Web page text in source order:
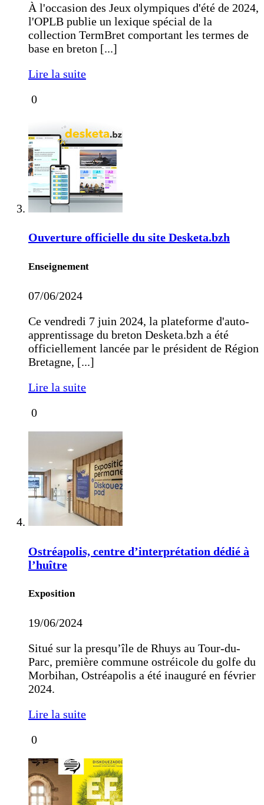
À l'occasion des Jeux olympiques d'été de 2024,
l'OPLB publie un lexique spécial de la
collection TermBret comportant les termes de
base en breton [...]
Lire la suite
0
Ouverture officielle du site Desketa.bzh
Enseignement
07/06/2024
Ce vendredi 7 juin 2024, la plateforme d'auto-
apprentissage du breton Desketa.bzh a été
officiellement lancée par le président de Région
Bretagne, [...]
Lire la suite
0
Ostréapolis, centre d’interprétation dédié à
l’huître
Exposition
19/06/2024
Situé sur la presqu’île de Rhuys au Tour-du-
Parc, première commune ostréicole du golfe du
Morbihan, Ostréapolis a été inauguré en février
2024.
Lire la suite
0